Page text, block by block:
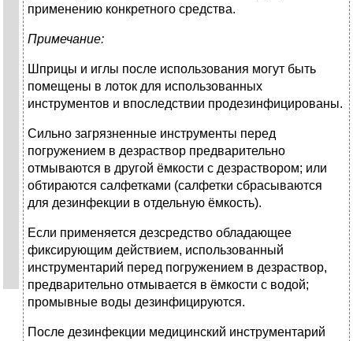
применению конкретного средства.
Примечание:
Шприцы и иглы после использования могут быть
помещены в лоток для использованных
инструментов и впоследствии продезинфицированы.
Сильно загрязненные инструменты перед
погружением в дезраствор предварительно
отмываются в другой ёмкости с дезраствором; или
обтираются салфетками (салфетки сбрасываются
для дезинфекции в отдельную ёмкость).
Если применяется дезсредство обладающее
фиксирующим действием, использованный
инструментарий перед погружением в дезраствор,
предварительно отмывается в ёмкости с водой;
промывные воды дезинфицируются.
После дезинфекции медицинский инструментарий